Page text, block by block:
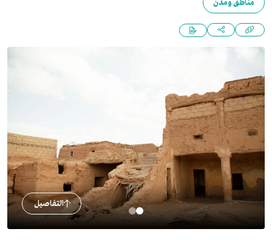
مناطق ومدن
التفاصيل